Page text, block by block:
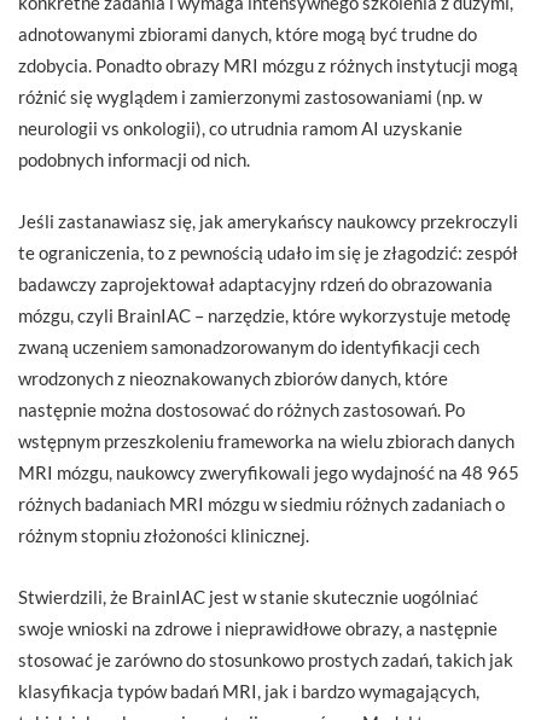
adnotowanymi zbiorami danych, które mogą być trudne do
zdobycia. Ponadto obrazy MRI mózgu z różnych instytucji mogą
różnić się wyglądem i zamierzonymi zastosowaniami (np. w
neurologii vs onkologii), co utrudnia ramom AI uzyskanie
podobnych informacji od nich.
Jeśli zastanawiasz się, jak amerykańscy naukowcy przekroczyli
te ograniczenia, to z pewnością udało im się je złagodzić: zespół
badawczy zaprojektował adaptacyjny rdzeń do obrazowania
mózgu, czyli BrainIAC – narzędzie, które wykorzystuje metodę
zwaną uczeniem samonadzorowanym do identyfikacji cech
wrodzonych z nieoznakowanych zbiorów danych, które
następnie można dostosować do różnych zastosowań. Po
wstępnym przeszkoleniu frameworka na wielu zbiorach danych
MRI mózgu, naukowcy zweryfikowali jego wydajność na 48 965
różnych badaniach MRI mózgu w siedmiu różnych zadaniach o
różnym stopniu złożoności klinicznej.
Stwierdzili, że BrainIAC jest w stanie skutecznie uogólniać
swoje wnioski na zdrowe i nieprawidłowe obrazy, a następnie
stosować je zarówno do stosunkowo prostych zadań, takich jak
klasyfikacja typów badań MRI, jak i bardzo wymagających,